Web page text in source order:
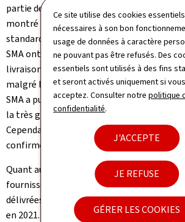
Ce site utilise des cookies essentiels
nécessaires à son bon
usage de données à caractère
ne pouvant pas être refusés. Des
essentiels sont utilisés à des fins
et seront activés uniquement si
acceptez. Consulter notrepolitique
confidentialité.
J'ACCEPTE
JE REFUSE
GÉRER LES COOKIES
partie des autres priorités en termes de
montré que la très grande majorité des
standards qui sont livrées en volumétrie
SMA ont pu être fournies rapidement et
livraison plus court en 2020 qu'en 2019.
malgré les circonstances particulièrement
SMA a pu diminuer le délai de livraison par
la très grande majorité des aides
Cependant, la très bonne évolution de
confirmée en 2021.
Quant aux aides techniques commandées
fournisseurs autres que le SMA, la part
délivrées tardivement a
en 2021. Concernant les élévateurs